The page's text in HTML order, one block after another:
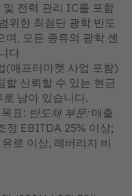
전력 관리 IC를 포함
위한 최첨단 광학 반도
며, 모든 종류의 광학 센
다
(애프터마켓 사업 포함)
할 신뢰할 수 있는 현금
남아 있습니다.
표: 반도체 부문:매출
정 EBITDA 25% 이상;
로 이상, 레버리지 비